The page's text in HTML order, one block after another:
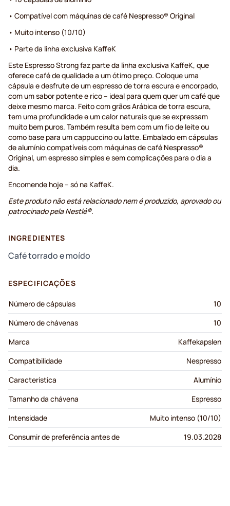
• Compatível com máquinas de café Nespresso® Original
• Muito intenso (10/10)
• Parte da linha exclusiva KaffeK
Este Espresso Strong faz parte da linha exclusiva KaffeK, que
oferece café de qualidade a um ótimo preço. Coloque uma
cápsula e desfrute de um espresso de torra escura e encorpado,
com um sabor potente e rico – ideal para quem quer um café que
deixe mesmo marca. Feito com grãos Arábica de torra escura,
tem uma profundidade e um calor naturais que se expressam
muito bem puros. Também resulta bem com um fio de leite ou
como base para um cappuccino ou latte. Embalado em cápsulas
de alumínio compatíveis com máquinas de café Nespresso®
Original, um espresso simples e sem complicações para o dia a
dia.
Encomende hoje – só na KaffeK.
Este produto não está relacionado nem é produzido, aprovado ou
patrocinado pela Nestlé®.
INGREDIENTES
Café torrado e moído
ESPECIFICAÇÕES
Número de cápsulas
10
Número de chávenas
10
Marca
Kaffekapslen
Compatibilidade
Nespresso
Característica
Alumínio
Tamanho da chávena
Espresso
Intensidade
Muito intenso (10/10)
Consumir de preferência antes de
19.03.2028